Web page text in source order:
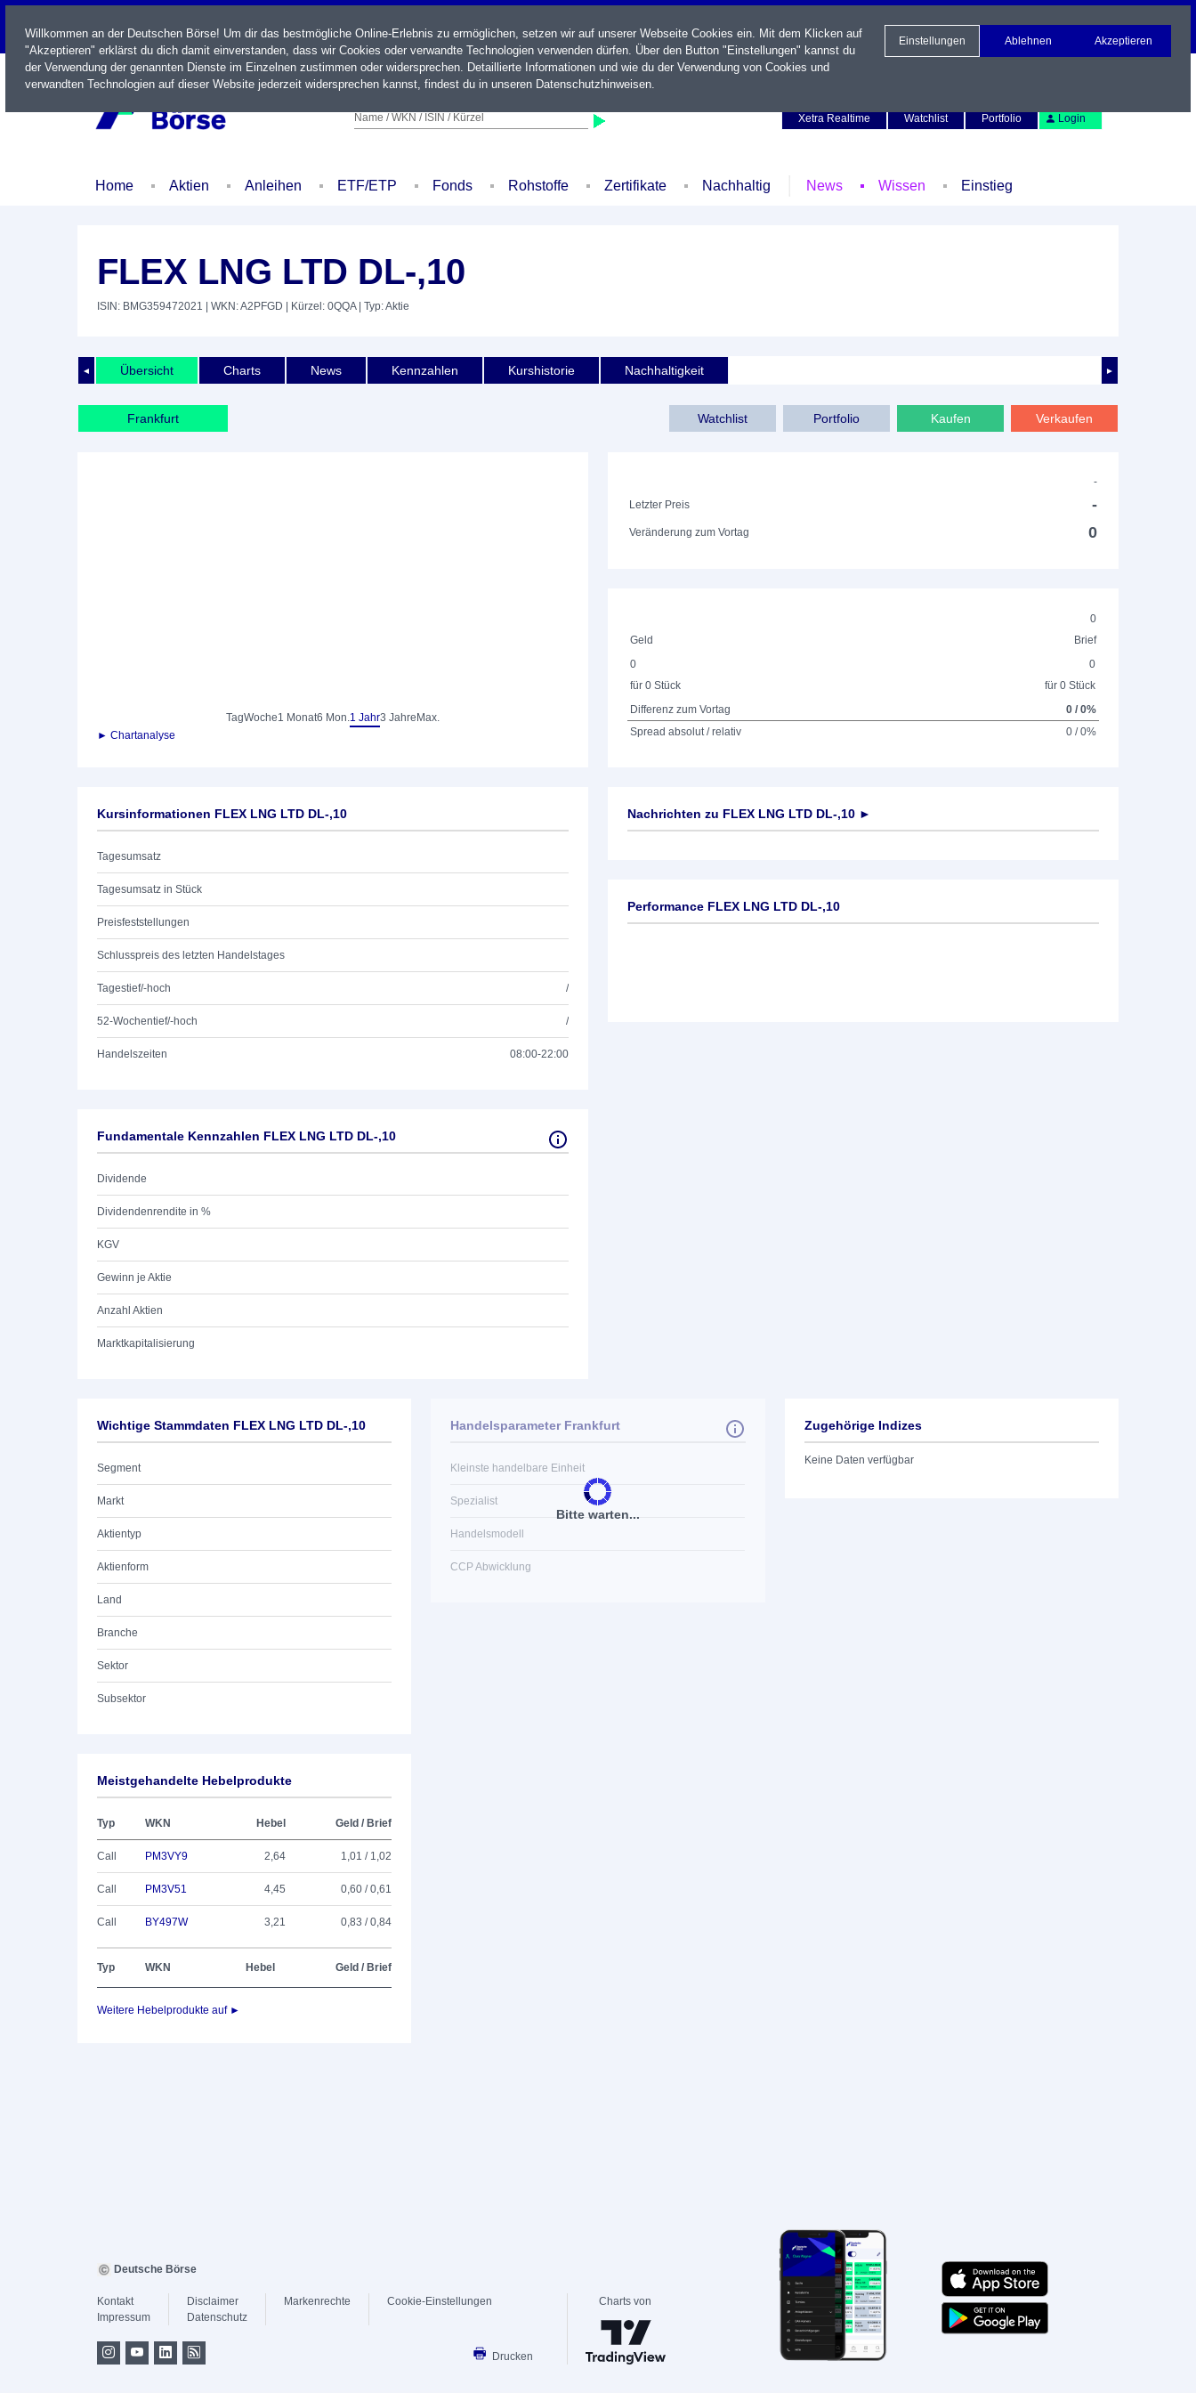
LIVE
Name / WKN / ISIN / Kürzel
Xetra Realtime
Watchlist Portfolio Login
Home Aktien Anleihen ETF/ETP Fonds Rohstoffe Zertifikate Nachhaltig News Wissen Einstieg
FLEX LNG LTD DL-,10
ISIN: BMG359472021 | WKN: A2PFGD | Kürzel: 0QQA| Typ: Aktie
◄ ►
Übersicht Charts News Kennzahlen Kurshistorie Nachhaltigkeit
Frankfurt Watchlist Portfolio Kaufen Verkaufen
TagWoche1 Monat6 Mon.1 Jahr3 Jahre Max.
► Chartanalyse
-
Letzter Preis
-
Veränderung zum Vortag 0
0
Geld
Brief
0
für 0 Stück
0
für 0 Stück
Differenz zum Vortag
0 / 0%
Spread absolut / relativ
0 / 0%
Kursinformationen FLEX LNG LTD DL-,10
Tagesumsatz
Tagesumsatz in Stück
Preisfeststellungen
Schlusspreis des letzten Handelstages
Tagestief/-hoch /
52-Wochentief/-hoch /
Handelszeiten 08:00-22:00
Fundamentale Kennzahlen FLEX LNG LTD DL-,10
Dividende
Dividendenrendite in %
KGV
Gewinn je Aktie
Anzahl Aktien
Marktkapitalisierung
Nachrichten zu FLEX LNG LTD DL-,10 ►
Performance FLEX LNG LTD DL-,10
Wichtige Stammdaten FLEX LNG LTD DL-,10
Segment
Markt
Aktientyp
Aktienform
Land
Branche
Sektor
Subsektor
Bitte warten...
Handelsparameter Frankfurt
Kleinste handelbare Einheit
Spezialist
Handelsmodell
CCP Abwicklung
Zugehörige Indizes
Keine Daten verfügbar
Meistgehandelte Hebelprodukte
Typ WKN Hebel Geld / Brief
Call PM3VY9 2,64 1,01 / 1,02
Call PM3V51 4,45 0,60 / 0,61
Call BY497W 3,21 0,83 / 0,84
Typ WKN Hebel Geld / Brief
Weitere Hebelprodukte auf ►
Willkommen an der Deutschen Börse! Um dir das bestmögliche Online-Erlebnis zu ermöglichen, setzen wir auf unserer Webseite Cookies ein. Mit dem Klicken auf
"Akzeptieren" erklärst du dich damit einverstanden, dass wir Cookies oder verwandte Technologien verwenden dürfen. Über den Button "Einstellungen" kannst du
der Verwendung der genannten Dienste im Einzelnen zustimmen oder widersprechen. Detaillierte Informationen und wie du der Verwendung von Cookies und
verwandten Technologien auf dieser Website jederzeit widersprechen kannst, findest du in unseren Datenschutzhinweisen.
Einstellungen Ablehnen Akzeptieren
Deutsche Börse
Kontakt
Impressum
Disclaimer
Datenschutz
Markenrechte Cookie-Einstellungen
Drucken
Charts von